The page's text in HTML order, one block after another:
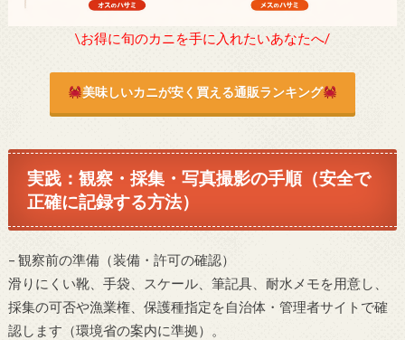
\お得に旬のカニを手に入れたいあなたへ/
美味しいカニが安く買える通販ランキング
実践：観察・採集・写真撮影の手順（安全で
正確に記録する方法）
– 観察前の準備（装備・許可の確認）
滑りにくい靴、手袋、スケール、筆記具、耐水メモを用意し、
採集の可否や漁業権、保護種指定を自治体・管理者サイトで確
認します（環境省の案内に準拠）。